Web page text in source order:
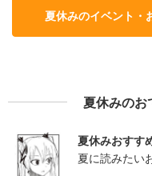
夏休みのイベント・
夏休みのお
夏休みおすす
夏に読みたい